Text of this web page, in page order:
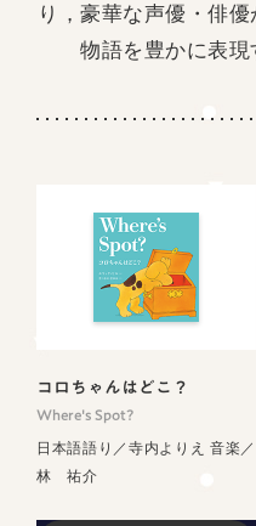
り，豪華な声優・俳
物語を豊かに表現
コロちゃんはどこ？
Where's Spot?
日本語語り／寺内よりえ 音楽／
林 祐介